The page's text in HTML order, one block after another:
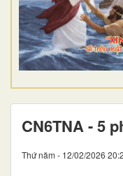
CN6TNA - 5
Thứ năm - 12/02/2026